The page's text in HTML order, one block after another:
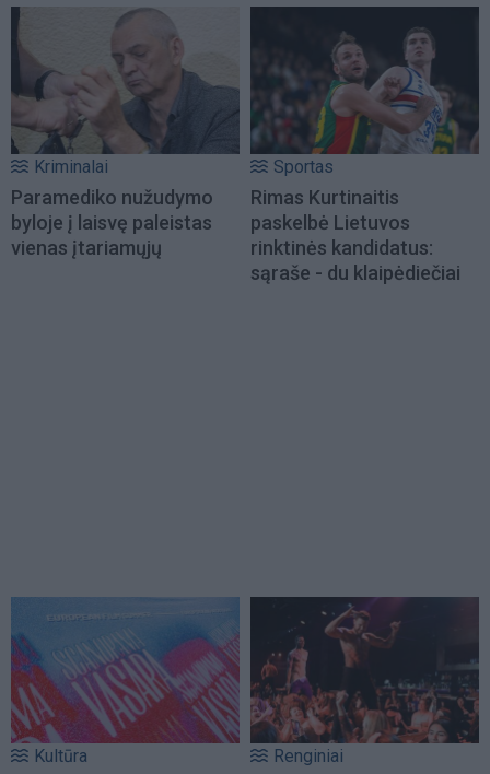
Kriminalai
Paramediko nužudymo
byloje į laisvę paleistas
vienas įtariamųjų
Sportas
Rimas Kurtinaitis
paskelbė Lietuvos
rinktinės kandidatus:
sąraše - du klaipėdiečiai
Kultūra Renginiai